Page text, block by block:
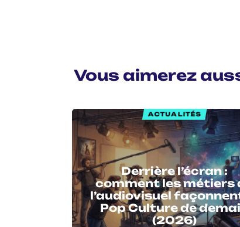
Vous aimerez
ACTUALITÉS
Derrière l’écran :
comment les métiers
l’audiovisuel
Pop Culture de
(2026)